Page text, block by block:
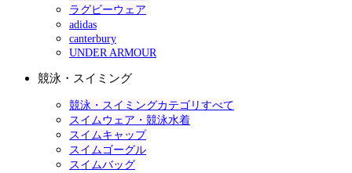
ラグビーウェア
adidas
canterbury
UNDER ARMOUR
競泳・スイミング
競泳・スイミングカテゴリすべて
スイムウェア・競泳水着
スイムキャップ
スイムゴーグル
スイムバッグ